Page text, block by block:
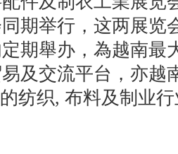
期举行，这两展览
期舉办，為越南最
及交流平台，亦越
纺织, 布料及制业